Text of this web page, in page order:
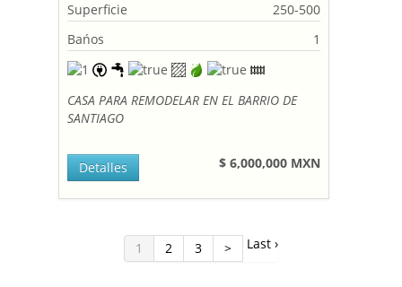
Superficie
250-500
Bańos
1
CASA PARA REMODELAR EN EL BARRIO DE
SANTIAGO
$ 6,000,000 MXN
Detalles
1 2 3 > Last ›